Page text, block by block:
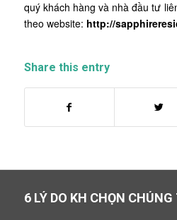
quý khách hàng và nhà đầu tư
theo website: http://
Share this entry
6 LÝ DO KH CHỌN CHÚNG